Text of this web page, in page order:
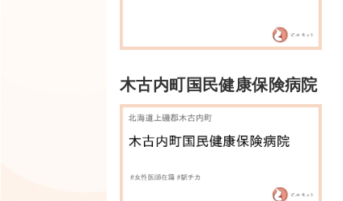
木古内町国民健康保険病院